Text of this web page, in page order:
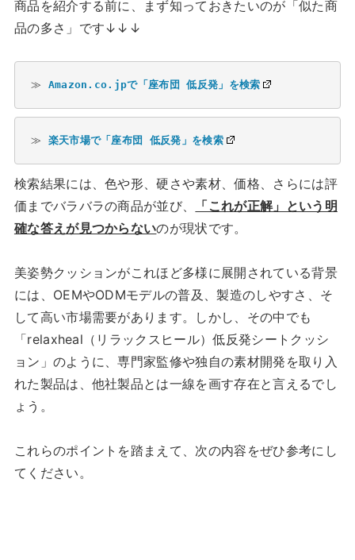
商品を紹介する前に、まず知っておきたいのが「似た商
品の多さ」です↓↓↓
≫ Amazon.co.jpで「座布団 低反発」を検索
≫ 楽天市場で「座布団 低反発」を検索
検索結果には、色や形、硬さや素材、価格、さらには評
価までバラバラの商品が並び、
「これが正解」という明
確な答えが見つからないのが現状です。
美姿勢クッションがこれほど多様に展開されている背景
には、OEMやODMモデルの普及、製造のしやすさ、そ
して高い市場需要があります。しかし、その中でも
「relaxheal（リラックスヒール）低反発シートクッシ
ョン」のように、専門家監修や独自の素材開発を取り入
れた製品は、他社製品とは一線を画す存在と言えるでし
ょう。
これらのポイントを踏まえて、次の内容をぜひ参考にし
てください。